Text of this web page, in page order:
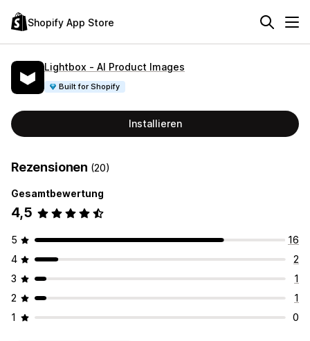
Shopify App Store
Lightbox ‑ AI Product Images
Built for Shopify
Installieren
Rezensionen (20)
Gesamtbewertung
4,5
5
16
4
2
3
1
2
1
1
0